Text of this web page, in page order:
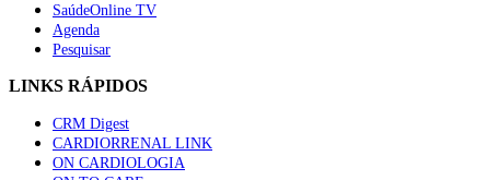
Quase quatro em cada dez doentes com enfarte
Trodelvy aprovado para primeira linha no cancro da mama
SaúdeOnline TV
Agenda
Pesquisar
LINKS RÁPIDOS
CRM Digest
CARDIORRENAL LINK
ON CARDIOLOGIA